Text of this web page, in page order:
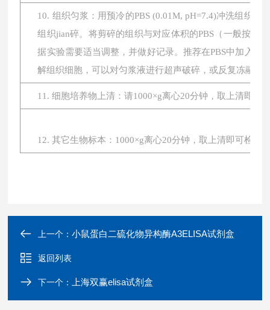
10. 组织匀浆：用预冷的PBS (0.01M, pH=7.4)冲洗组织
组织jian碎。将剪碎的组织与对应体积的PBS（一般按
据实验需要适当调整，并做好记录。推荐在PBS中加入
解组织细胞，可以对匀浆液进行超声破碎，或反复冻融。
11. 细胞培养物上清：请1000×g离心20分钟，取上清即
12. 其它生物标本：1000×g离心20分钟，取上清即可检测
上一个：小鼠蛋白二硫化物异构酶A3ELISA试剂盒
返回列表
下一个： 上海双赢elisa试剂盒